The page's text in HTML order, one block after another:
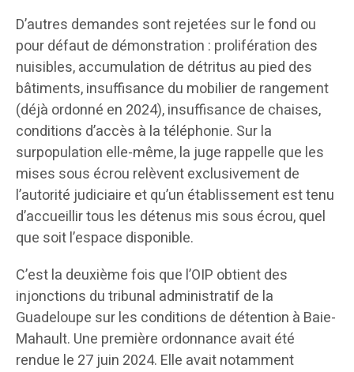
D’autres demandes sont rejetées sur le fond ou
pour défaut de démonstration : prolifération des
nuisibles, accumulation de détritus au pied des
bâtiments, insuffisance du mobilier de rangement
(déjà ordonné en 2024), insuffisance de chaises,
conditions d’accès à la téléphonie. Sur la
surpopulation elle-même, la juge rappelle que les
mises sous écrou relèvent exclusivement de
l’autorité judiciaire et qu’un établissement est tenu
d’accueillir tous les détenus mis sous écrou, quel
que soit l’espace disponible.
C’est la deuxième fois que l’OIP obtient des
injonctions du tribunal administratif de la
Guadeloupe sur les conditions de détention à Baie-
Mahault. Une première ordonnance avait été
rendue le 27 juin 2024. Elle avait notamment